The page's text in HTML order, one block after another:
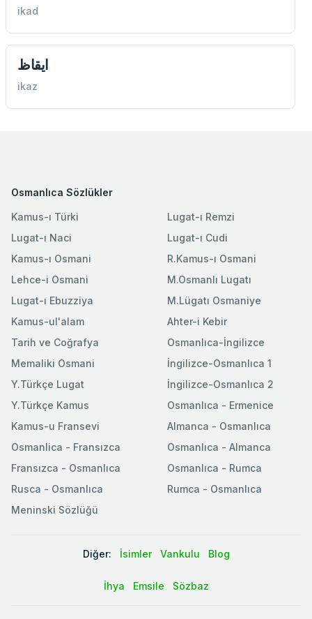
ikad
ايقاظ
ikaz
Osmanlıca Sözlükler
Kamus-ı Türki
Lugat-ı Naci
Kamus-ı Osmani
Lehce-i Osmani
Lugat-ı Ebuzziya
Lugat-ı Remzi
Lugat-ı Cudi
R.Kamus-ı Osmani
M.Osmanlı Lugatı
M.Lügatı Osmaniye
Kamus-ul'alam
Tarih ve Coğrafya
Memaliki Osmani
Y.Türkçe Lugat
Y.Türkçe Kamus
Ahter-i Kebir
Osmanlıca-İngilizce
İngilizce-Osmanlıca 1
İngilizce-Osmanlıca 2
Osmanlıca - Ermenice
Kamus-u Fransevi
Osmanlica - Fransızca
Fransızca - Osmanlıca
Rusca - Osmanlıca
Meninski Sözlüğü
Almanca - Osmanlıca
Osmanlıca - Almanca
Osmanlıca - Rumca
Rumca - Osmanlıca
Diğer: İsimler Vankulu Blog
İhya Emsile Sözbaz